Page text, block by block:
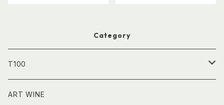
Category
T100
750㎖｜フルボトル
ART WINE